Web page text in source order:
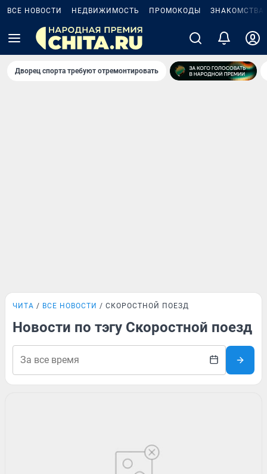
ВСЕ НОВОСТИ НЕДВИЖИМОСТЬ ПРОМОКОДЫ ЗНАКОМСТВА
Дворец спорта требуют отремонтировать
ЧИТА ВСЕ НОВОСТИ СКОРОСТНОЙ ПОЕЗД
Новости по тэгу Скоростной поезд